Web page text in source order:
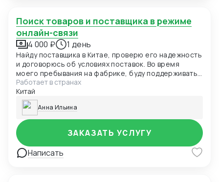
Поиск товаров и поставщика в режиме
онлайн-связи
4 000 ₽ 1 день
Найду поставщика в Китае, проверю его надежность
и договорюсь об условиях поставок. Во время
моего пребывания на фабрике, буду поддерживать
связь с вами через видеосвязь. Буду вести
переговоры с производителями на китайском
языке, мгновенно передавая вам информацию и
задавая нужные вопросы.
Работает в странах
Китай
Анна Ильина
Написать
ЗАКАЗАТЬ УСЛУГУ